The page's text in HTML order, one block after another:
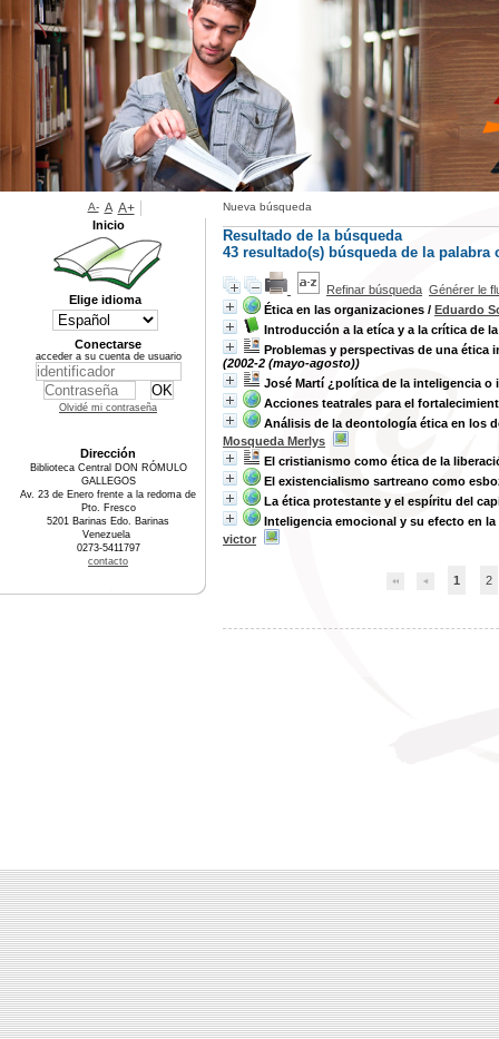
Nueva búsqueda
Resultado de la búsqueda
43 resultado(s) búsqueda de la palabra
Refinar búsqueda Générer le
Ética en las organizaciones / Eduardo
Introducción a la etíca y a la crítica de
Problemas y perspectivas de una
(2002-2 (mayo-agosto))
José Martí ¿política de la inteligencia o
Acciones teatrales para el
Análisis de la deontología ética en los
Mosqueda Merlys
El cristianismo como ética de la
El existencialismo sartreano como
La ética protestante y el espíritu del
Inteligencia emocional y su efecto en
victor
1 2
A- A A+
Inicio
Elige idioma
Conectarse
acceder a su cuenta de usuario
Olvidé mi contraseña
Dirección
Biblioteca Central DON RÓMULO
GALLEGOS
Av. 23 de Enero frente a la redoma de
Pto. Fresco
5201 Barinas Edo. Barinas
Venezuela
0273-5411797
contacto